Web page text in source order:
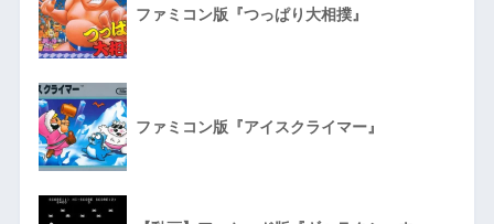
ファミコン版『つっぱり大相撲』
ファミコン版『アイスクライマー』